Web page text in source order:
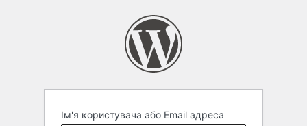
Ім'я користувача або Email адреса